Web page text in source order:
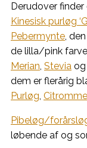
Derudover finder
Kinesisk purløg
Pebermynte,
de lilla/pink
Merian, Stevia og
dem er flerårig
Purløg,
Pibeløg/
løbende af og